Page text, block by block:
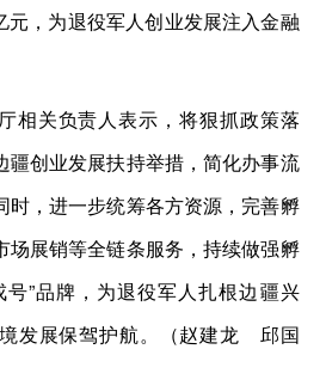
元，为退役军人创业发展注入金融
相关负责人表示，将狠抓政策落
疆创业发展扶持举措，简化办事流
时，进一步统筹各方资源，完善孵
场展销等全链条服务，持续做强孵
”品牌，为退役军人扎根边疆兴
发展保驾护航。（赵建龙 邱国